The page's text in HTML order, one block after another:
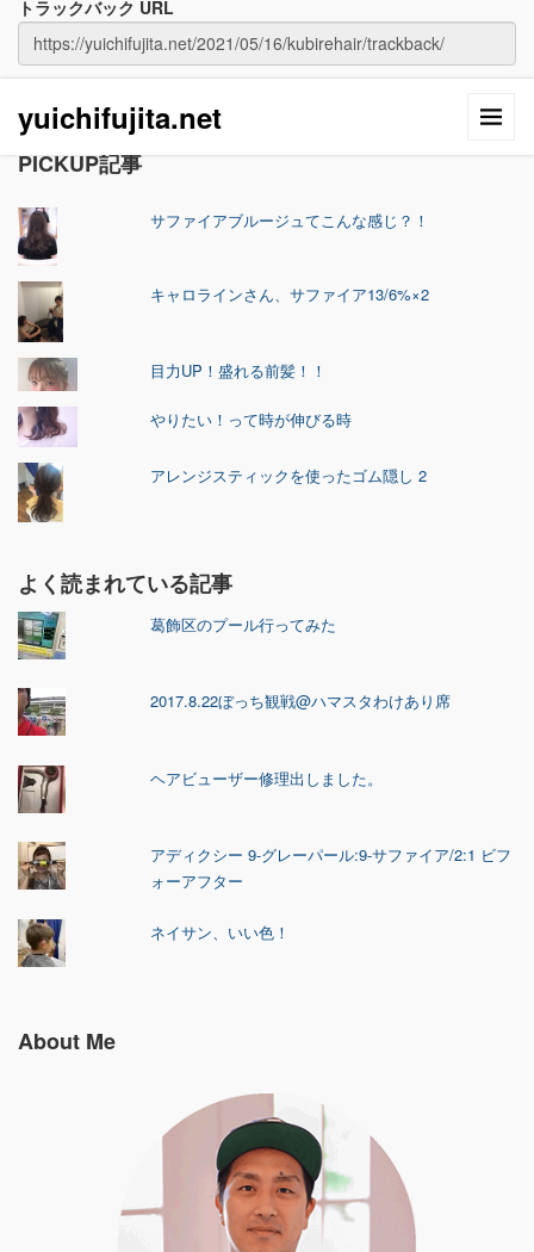
トラックバック URL
yuichifujita.net
PICKUP記事
サファイアブルージュてこんな感じ？！
キャロラインさん、サファイア13/6%×2
目力UP！盛れる前髪！！
やりたい！って時が伸びる時
アレンジスティックを使ったゴム隠し 2
よく読まれている記事
葛飾区のプール行ってみた
2017.8.22ぼっち観戦@ハマスタわけあり席
ヘアビューザー修理出しました。
アディクシー 9-グレーパール:9-サファイア/2:1 ビフ
ォーアフター
ネイサン、いい色！
About Me